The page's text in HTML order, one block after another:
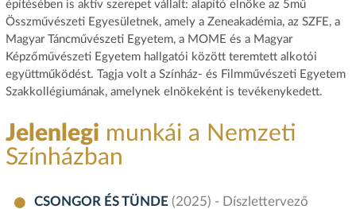
építésében is aktív szerepet vállalt: alapító elnöke az 5mű
Összművészeti Egyesületnek, amely a Zeneakadémia, az SZFE, a
Magyar Táncművészeti Egyetem, a MOME és a Magyar
Képzőművészeti Egyetem hallgatói között teremtett alkotói
együttműködést. Tagja volt a Színház- és Filmművészeti Egyetem
Szakkollégiumának, amelynek elnökeként is tevékenykedett.
Jelenlegi munkái a Nemzeti
Színházban
CSONGOR ÉS TÜNDE (2025) - Díszlettervező